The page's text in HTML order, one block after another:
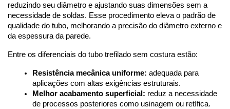
reduzindo seu diâmetro e ajustando suas dimensões sem a
necessidade de soldas. Esse procedimento eleva o padrão de
qualidade do tubo, melhorando a precisão do diâmetro externo e
da espessura da parede.
Entre os diferenciais do tubo trefilado sem costura estão:
Resistência mecânica uniforme: adequada para
aplicações com altas exigências estruturais.
Melhor acabamento superficial: reduz a necessidade
de processos posteriores como usinagem ou retífica.